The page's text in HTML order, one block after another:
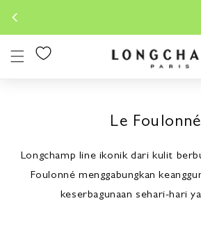
Longchamp.co.id is the sole OFFICIAL
Le Foulonné
Longchamp line ikonik dari kulit
Foulonné menggabungkan
keserbagunaan sehari-hari